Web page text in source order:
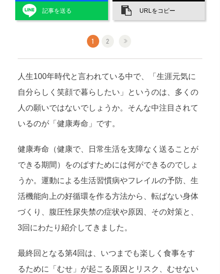
記事を送る URLをコピー
1 2
人生100年時代と言われている中で、「生涯元気に
自分らしく笑顔で暮らしたい」というのは、多くの
人の願いではないでしょうか。そんな中注目されて
いるのが「健康寿命」です。
健康寿命（健康で、日常生活を支障なく送ることが
できる期間）をのばすためには何ができるのでしょ
うか。運動による生活習慣病やフレイルの予防、生
活機能向上の好循環を作る方法から、転ばない身体
づくり、腹圧性尿失禁の症状や原因、その対策と、
3回にわたり紹介してきました。
最終回となる第4回は、いつまでも楽しく食事をす
るために「むせ」が起こる原因とリスク、むせない